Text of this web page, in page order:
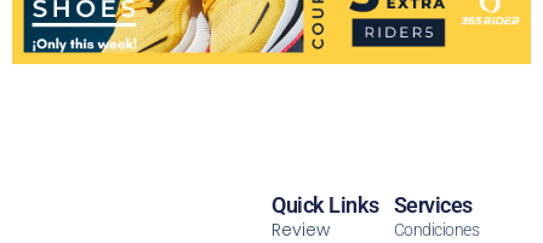
Services
Condiciones
Quick Links
Review